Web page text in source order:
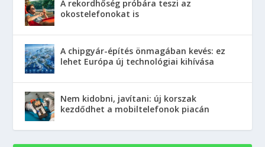
A rekordhőség próbára teszi az
okostelefonokat is
A chipgyár-építés önmagában kevés: ez
lehet Európa új technológiai kihívása
Nem kidobni, javítani: új korszak
kezdődhet a mobiltelefonok piacán